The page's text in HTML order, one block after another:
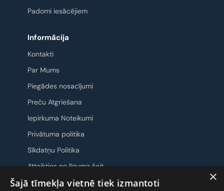
Padomi iesācējiem
Informācija
Kontakti
Par Mums
Piegādes nosacījumi
Preču Atgriešana
Iepirkuma Noteikumi
Privātuma politika
Sīkdatņu Politika
Atteikties no līguma šeit
×
Šajā tīmekļa vietnē tiek izmantoti